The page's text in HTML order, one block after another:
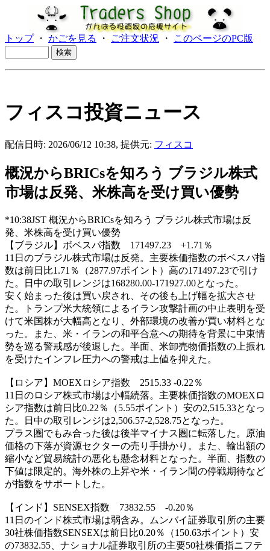
トップ・ かごを見る ・ ご注文状況 ・ このページのPC版
フィスコ投資ニュース
配信日時: 2026/06/12 10:38, 提供元: フィスコ
概況からBRICsを知ろう ブラジル株式
市場は反発、米株高を受け買い優勢
*10:38JST 概況からBRICsを知ろう ブラジル株式市場は反
発、米株高を受け買い優勢
【ブラジル】ボベスパ指数 171497.23 +1.71％
11日のブラジル株式市場は反発。主要株価指数のボベスパ指
数は前日比1.71％（2877.97ポイント）高の171497.23で引け
た。日中の取引レンジは168280.00-171927.00となった。
安く始まった後は買い戻され、その後も上げ幅を拡大させ
た。トランプ米大統領によるイラン攻撃計画の中止表明を受
けて米国株が大幅高となり、外部環境の改善が買い材料とな
った。また、米・イランの和平合意への期待を背景に中東情
勢を巡る警戒感が後退した。半面、米卸売物価指数の上振れ
を受けたインフレ圧力への警戒は上値を抑えた。
【ロシア】MOEXロシア指数 2515.33 -0.22％
11日のロシア株式市場は小幅続落。主要株価指数のMOEXロ
シア指数は前日比0.22％（5.55ポイント）安の2,515.33となっ
た。日中の取引レンジは2,506.57-2,528.75となった。
プラス圏でもみ合った後は後半マイナス圏に転落した。原油
価格の下落が資源セクターの売り手掛かり。また、輸出額の
縮小など貿易統計の悪化も懸念材料となった。半面、指数の
下値は限定的。海外株の上昇や米・イラン間の停戦期待など
が指数をサポートした。
【インド】SENSEX指数 73832.55 -0.20％
11日のインド株式市場は弱含み。ムンバイ証券取引所の主要
30社株価指数SENSEXは前日比0.20％（150.63ポイント）安
の73832.55、ナショナル証券取引所の主要50社株価指ニフテ